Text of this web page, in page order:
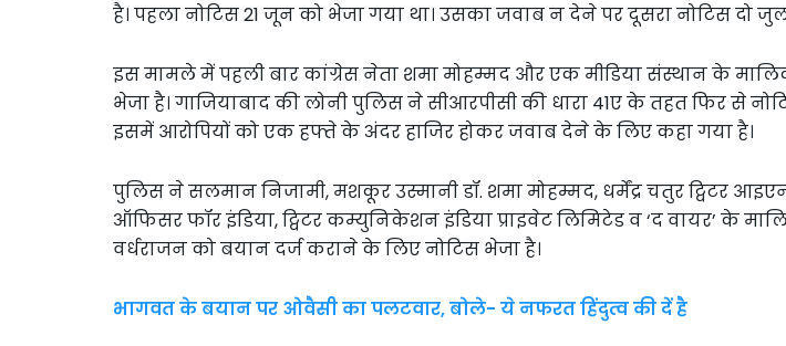
है। पहला नोटिस 21 जून को भेजा गया था। उसका जवाब न देने पर दूसरा नोटिस दो
इस मामले में पहली बार कांग्रेस नेता शमा मोहम्मद और एक मीडिया संस्थान के
भेजा है। गाजियाबाद की लोनी पुलिस ने सीआरपीसी की धारा 41ए के तहत फिर से
इसमें आरोपियों को एक हफ्ते के अंदर हाजिर होकर जवाब देने के लिए कहा गया है।
पुलिस ने सलमान निजामी, मशकूर उस्मानी डॉ. शमा मोहम्मद, धर्मेंद्र चतुर ट्विटर
ऑफिसर फॉर इंडिया, ट्विटर कम्युनिकेशन इंडिया प्राइवेट लिमिटेड व ‘द वायर’ के
वर्धराजन को बयान दर्ज कराने के लिए नोटिस भेजा है।
भागवत के बयान पर ओवैसी का पलटवार, बोले- ये नफरत हिंदुत्व की दें है